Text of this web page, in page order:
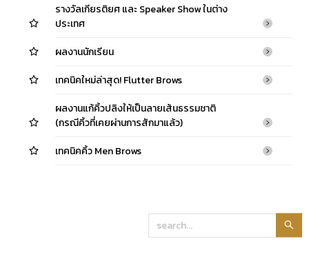
รางวัลเกียรติยศ และ Speaker Show ในต่าง
ประเทศ
ผลงานนักเรียน
เทคนิคใหม่ล่าสุด! Flutter Brows
ผลงานแก้คิ้วปลิงให้เป็นลายเส้นธรรมชาติ
(กรณีคิ้วที่เคยผ่านการสักมาแล้ว)
เทคนิคคิ้ว Men Brows